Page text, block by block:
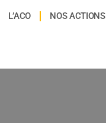
L’ACO NOS ACTIONS